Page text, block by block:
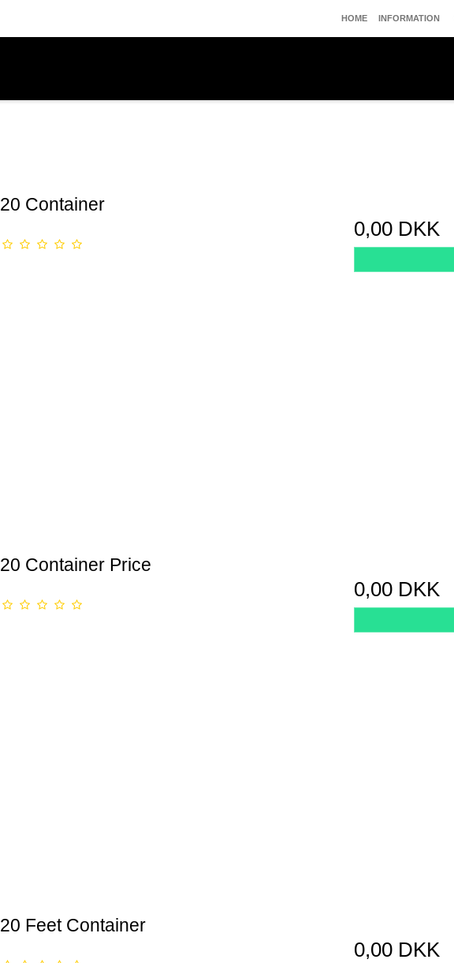
HOME INFORMATION
20 Container
0,00 DKK
20 Container Price
0,00 DKK
20 Feet Container
0,00 DKK